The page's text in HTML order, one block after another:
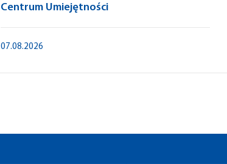
Centrum Umiejętności
07.08.2026